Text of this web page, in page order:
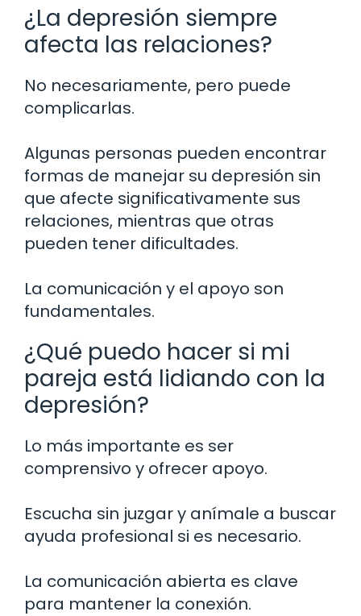
¿La depresión siempre
afecta las relaciones?
No necesariamente, pero puede
complicarlas.
Algunas personas pueden encontrar
formas de manejar su depresión sin
que afecte significativamente sus
relaciones, mientras que otras
pueden tener dificultades.
La comunicación y el apoyo son
fundamentales.
¿Qué puedo hacer si mi
pareja está lidiando con la
depresión?
Lo más importante es ser
comprensivo y ofrecer apoyo.
Escucha sin juzgar y anímale a buscar
ayuda profesional si es necesario.
La comunicación abierta es clave
para mantener la conexión.